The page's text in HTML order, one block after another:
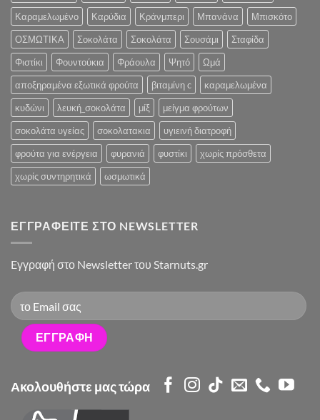
Καραμελωμένο
Καρύδια Κράνμπερι Μπανάνα
Μπισκότο
ΟΣΜΩΤΙΚΑ
Σοκολάτα Σοκολάτα Σουσάμι
Σταφίδα
Φιστίκι
Φουντούκια Φράουλα Ψητό
Ωμά
αποξηραμένα εξωτικά φρούτα
βιταμίνη c
καραμελωμένα
κυδώνι
λευκή_σοκολάτα μίξ
μείγμα φρούτων
σοκολάτα υγείας
σοκολατακια
υγιεινή διατροφή
φρούτα για ενέργεια
φυρανιά φυστίκι
χωρίς πρόσθετα
χωρίς συντηρητικά
ωσμωτικά
ΕΓΓΡΑΦΕΊΤΕ ΣΤΟ NEWSLETTER
Eγγραφή στο Newsletter του Starnuts.gr
Ακολουθήστε μας τώρα